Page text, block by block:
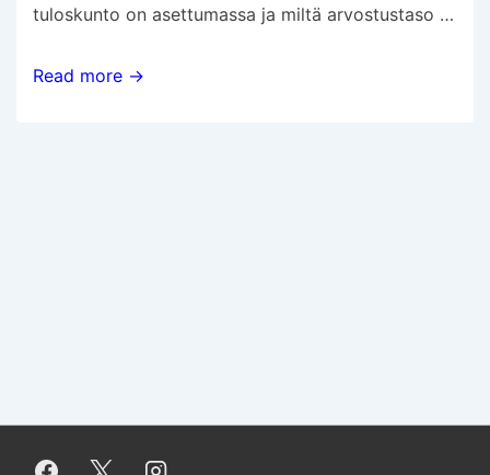
tuloskunto on asettumassa ja miltä arvostustaso …
Boston
Read more →